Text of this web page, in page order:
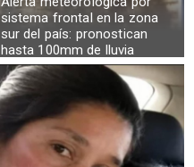
sistema frontal en la zona
sur del país: pronostican
hasta 100mm de lluvia